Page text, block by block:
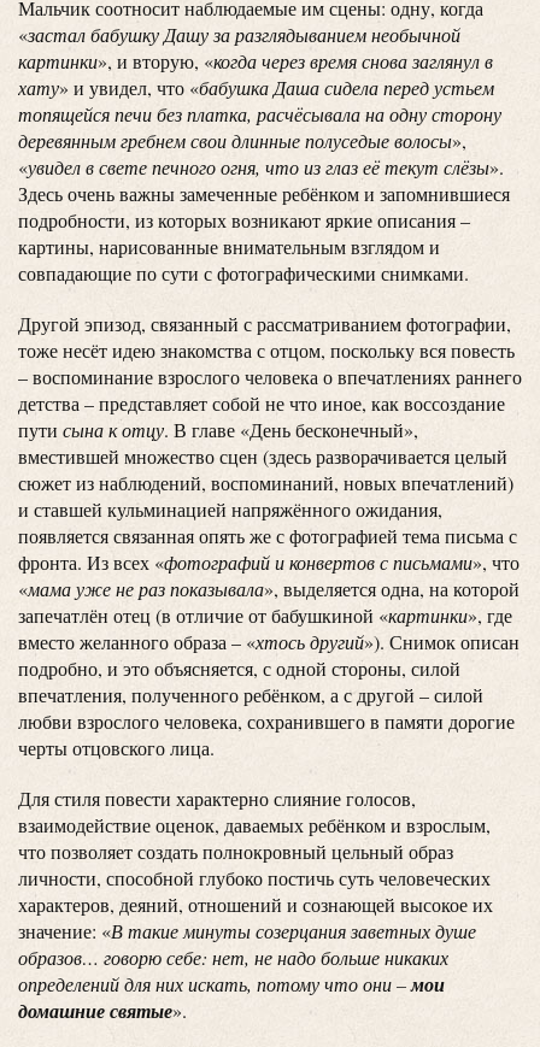
Мальчик соотносит наблюдаемые им сцены: одну, когда
«застал бабушку Дашу за разглядыванием необычной
картинки», и вторую, «когда через время снова заглянул в
хату» и увидел, что «бабушка Даша сидела перед устьем
топящейся печи без платка, расчёсывала на одну сторону
деревянным гребнем свои длинные полуседые волосы»,
«увидел в свете печного огня, что из глаз её текут слёзы».
Здесь очень важны замеченные ребёнком и запомнившиеся
подробности, из которых возникают яркие описания –
картины, нарисованные внимательным взглядом и
совпадающие по сути с фотографическими снимками.
Другой эпизод, связанный с рассматриванием фотографии,
тоже несёт идею знакомства с отцом, поскольку вся повесть
– воспоминание взрослого человека о впечатлениях раннего
детства – представляет собой не что иное, как воссоздание
пути сына к отцу. В главе «День бесконечный»,
вместившей множество сцен (здесь разворачивается целый
сюжет из наблюдений, воспоминаний, новых впечатлений)
и ставшей кульминацией напряжённого ожидания,
появляется связанная опять же с фотографией тема письма с
фронта. Из всех «фотографий и конвертов с письмами», что
«мама уже не раз показывала», выделяется одна, на которой
запечатлён отец (в отличие от бабушкиной «картинки», где
вместо желанного образа – «хтось другий»). Снимок описан
подробно, и это объясняется, с одной стороны, силой
впечатления, полученного ребёнком, а с другой – силой
любви взрослого человека, сохранившего в памяти дорогие
черты отцовского лица.
Для стиля повести характерно слияние голосов,
взаимодействие оценок, даваемых ребёнком и взрослым,
что позволяет создать полнокровный цельный образ
личности, способной глубоко постичь суть человеческих
характеров, деяний, отношений и сознающей высокое их
значение: «В такие минуты созерцания заветных душе
образов… говорю себе: нет, не надо больше никаких
определений для них искать, потому что они –мои
домашние святые».